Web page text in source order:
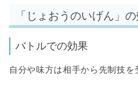
「じょおうのいげん」
バトルでの効果
自分や味方は相手から先制技を